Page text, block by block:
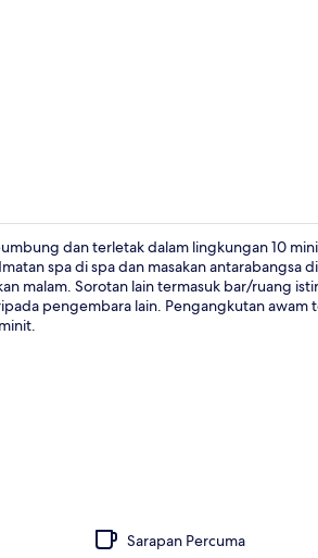
dan terletak dalam lingkungan 10
spa di spa dan masakan antarabangsa
malam. Sorotan lain termasuk bar/ruang
pengembara lain. Pengangkutan awam
Sarapan Percuma